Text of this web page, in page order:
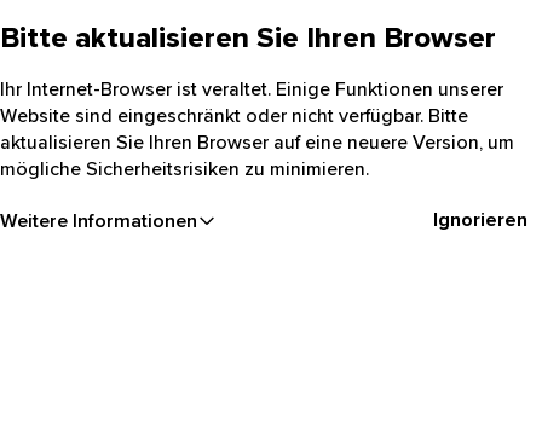
Bitte aktualisieren Sie Ihren Browser
Ihr Internet-Browser ist veraltet. Einige Funktionen unserer
Website sind eingeschränkt oder nicht verfügbar. Bitte
aktualisieren Sie Ihren Browser auf eine neuere Version, um
mögliche Sicherheitsrisiken zu minimieren.
Weitere Informationen Ignorieren